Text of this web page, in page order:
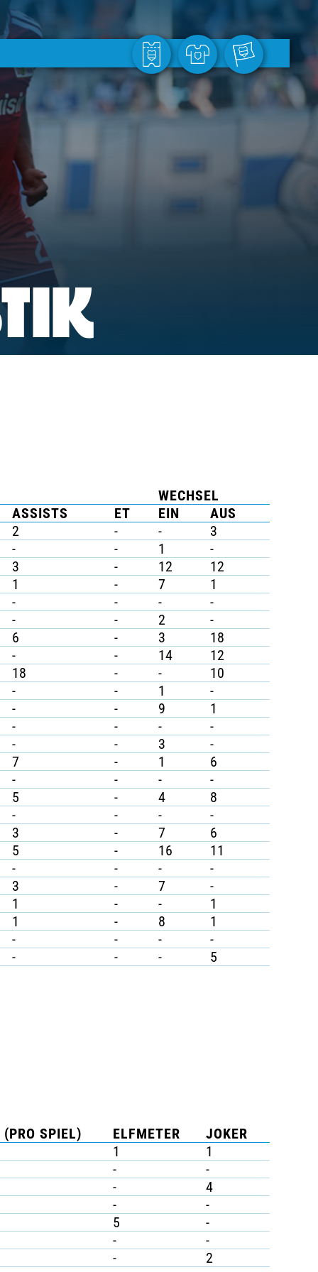
WECHSEL
ASSISTS ET EIN
AUS
2 - -
3
- - 1
-
3 - 12
12
1 - 7
1
- - -
-
- - 2
-
6 - 3
18
- - 14
12
18 - -
10
- - 1
-
- - 9
1
- - -
-
- - 3
-
7 - 1
6
- - -
-
5 - 4
8
- - -
-
3 - 7
6
5 - 16
11
- - -
-
3 - 7
-
1 - -
1
1 - 8
1
- - -
-
- - - 5
(PRO SPIEL) ELFMETER
JOKER
1
1
-
-
-
4
-
-
5
-
-
-
-
2